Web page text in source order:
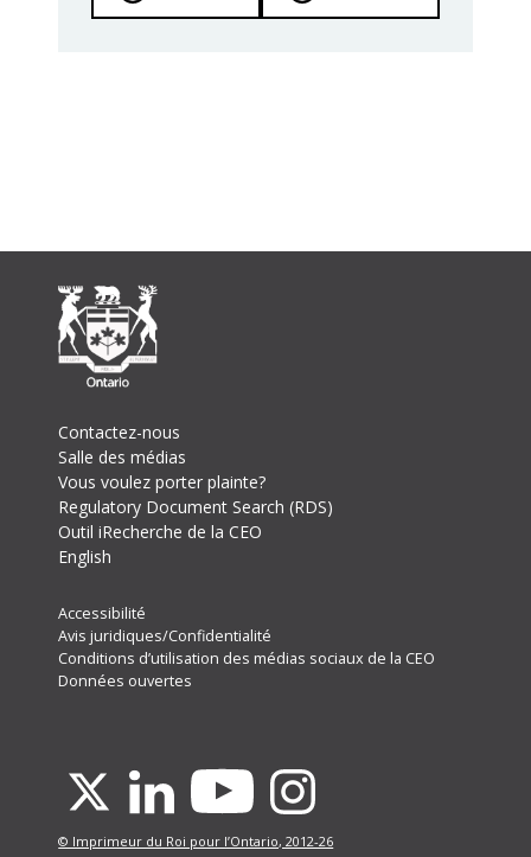
Footer
Contactez-nous
Salle des médias
Vous voulez porter plainte?
Regulatory Document Search (RDS)
Outil iRecherche de la CEO
English
Footer
Secondary
Menu
Accessibilité
Avis juridiques/Confidentialité
Conditions d’utilisation des médias sociaux de la CEO
Données ouvertes
X LinkedinYoutube Instagram
© Imprimeur du Roi pour l’Ontario, 2012-26